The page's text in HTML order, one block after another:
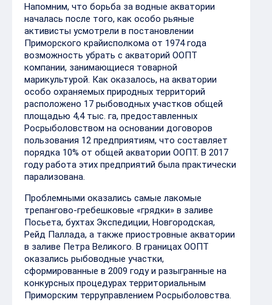
Напомним, что борьба за водные акватории
началась после того, как особо рьяные
активисты усмотрели в постановлении
Приморского крайисполкома от 1974 года
возможность убрать с акваторий ООПТ
компании, занимающиеся товарной
марикультурой. Как оказалось, на акватории
особо охраняемых природных территорий
расположено 17 рыбоводных участков общей
площадью 4,4 тыс. га, предоставленных
Росрыболовством на основании договоров
пользования 12 предприятиям, что составляет
порядка 10% от общей акватории ООПТ. В 2017
году работа этих предприятий была практически
парализована.
Проблемными оказались самые лакомые
трепангово-гребешковые «грядки» в заливе
Посьета, бухтах Экспедиции, Новгородская,
Рейд Паллада, а также приостровные акватории
в заливе Петра Великого. В границах ООПТ
оказались рыбоводные участки,
сформированные в 2009 году и разыгранные на
конкурсных процедурах территориальным
Приморским терруправлением Росрыболовства.